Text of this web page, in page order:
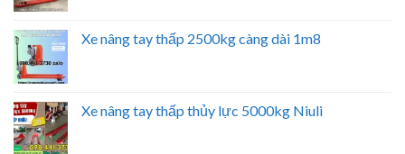
Xe nâng tay thấp 2500kg càng dài 1m8
Xe nâng tay thấp thủy lực 5000kg Niuli